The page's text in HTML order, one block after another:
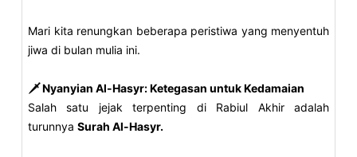
Mari kita renungkan beberapa peristiwa yang menyentuh
jiwa di bulan mulia ini.
🗡️ Nyanyian Al-Hasyr: Ketegasan untuk Kedamaian
Salah satu jejak terpenting di Rabiul Akhir adalah
turunnya Surah Al-Hasyr.